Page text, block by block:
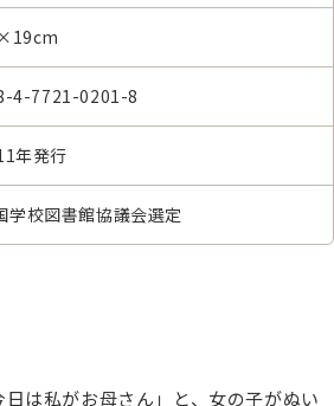
4-7721-0201-8
年発行
学校図書館協議会選定
は私がお母さん」と、女の子がぬい